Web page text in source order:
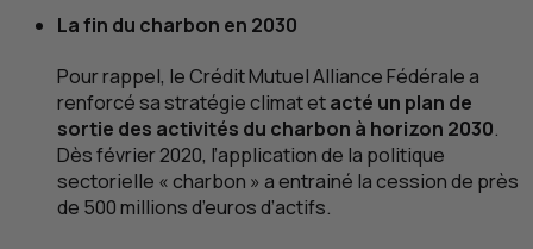
La fin du charbon en 2030
Pour rappel, le Crédit Mutuel Alliance Fédérale a
renforcé sa stratégie climat etacté un plan de
sortie des activités du charbon à horizon 2030.
Dès février 2020, l’application de la politique
sectorielle « charbon » a entrainé la cession de près
de 500 millions d’euros d’actifs.